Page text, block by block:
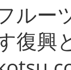
ー
復興